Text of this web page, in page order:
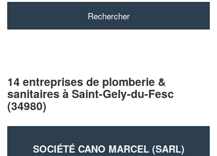
14 entreprises de plomberie &
sanitaires à Saint-Gely-du-Fesc
(34980)
SOCIÉTÉ CANO MARCEL (SARL)